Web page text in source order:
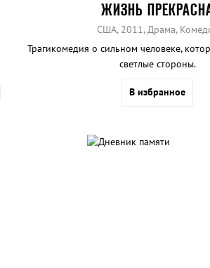
ЖИЗНЬ
США, 2011, Драма,
Трагикомедия о сильном человеке,
светлые стороны.
В избранное